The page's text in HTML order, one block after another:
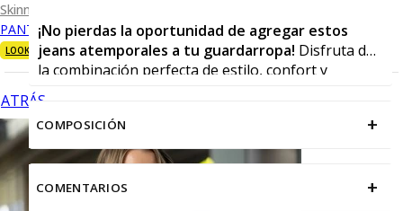
Skinny Fit
PANTALÓN DE VESTIR
LOOKS
ATRÁS
¡No pierdas la oportunidad de agregar estos
jeans atemporales a tu guardarropa! Disfruta de
la combinación perfecta de estilo, confort y
COMPOSICIÓN +
COMENTARIOS +